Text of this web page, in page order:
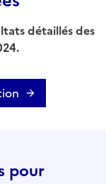
détaillés des
pour